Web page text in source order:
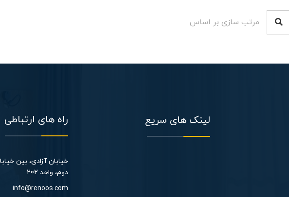
مرتب سازی بر اساس
لینک های سریع راه های ارتباطی
دوم، واحد 202​
info@renoos.com